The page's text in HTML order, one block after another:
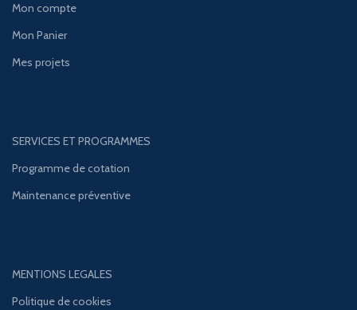
Mon compte
Mon Panier
Mes projets
SERVICES ET PROGRAMMES
Programme de cotation
Maintenance préventive
MENTIONS LEGALES
Politique de cookies